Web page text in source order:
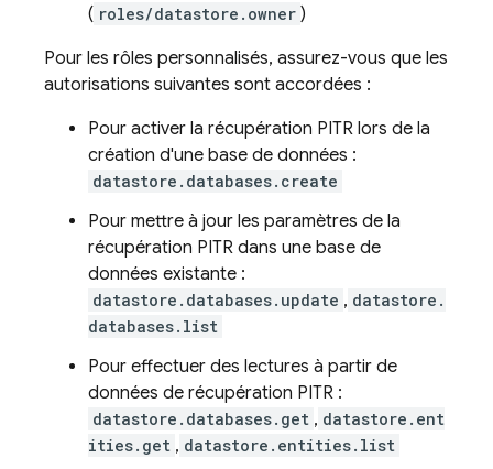
( roles/datastore.owner )
Pour les rôles personnalisés, assurez-vous que les
autorisations suivantes sont accordées :
Pour activer la récupération PITR lors de la
création d'une base de données :
datastore.databases.create
Pour mettre à jour les paramètres de la
récupération PITR dans une base de
données existante :
datastore.databases.update , datastore.
databases.list
Pour effectuer des lectures à partir de
données de récupération PITR :
datastore.databases.get , datastore.ent
ities.get , datastore.entities.list